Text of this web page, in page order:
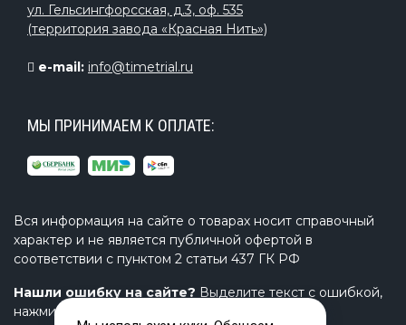
ул. Гельсингфорсская, д.3, оф. 535
(территория завода «Красная Нить»)
e-mail: info@timetrial.ru
МЫ ПРИНИМАЕМ К ОПЛАТЕ:
Вся информация на сайте о товарах носит справочный
характер и не является публичной офертой в
соответствии с пунктом 2 статьи 437 ГК РФ
Нашли ошибку на сайте? Выделите текст с ошибкой,
нажмите Ctrl+Enter и напишите нам.